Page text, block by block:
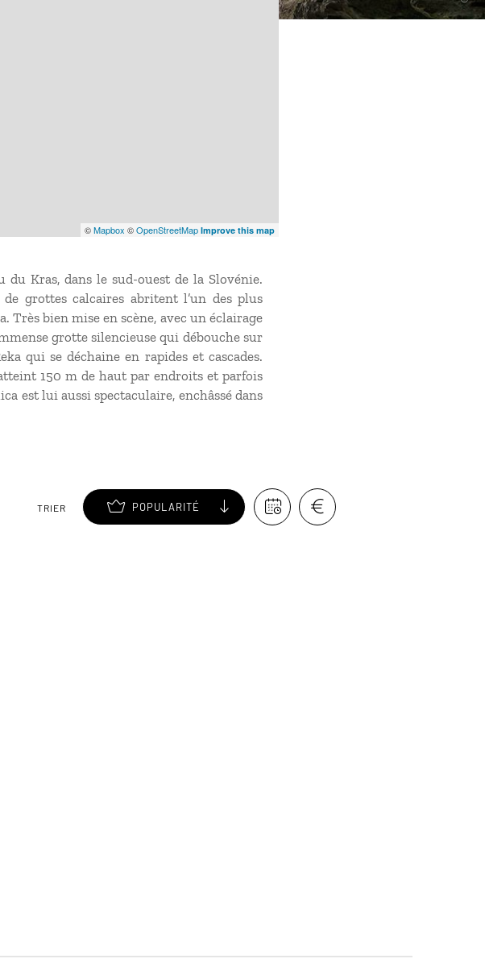
©Mapbox ©OpenStreetMap Improve this map
Kras, dans le sud-ouest de la Slovénie.
grottes calcaires abritent l’un des plus
Très bien mise en scène, avec un éclairage
grotte silencieuse qui débouche sur
qui se déchaine en rapides et cascades.
150 m de haut par endroits et parfois
est lui aussi spectaculaire, enchâssé dans
TRIER POPULARITÉ